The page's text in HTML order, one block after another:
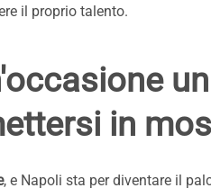
il proprio talento.
in
, e Napoli sta per diventare il